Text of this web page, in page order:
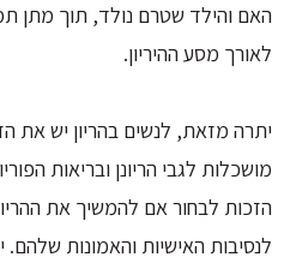
האם והילד שטרם נולד, תוך מתן
לאורך מסע ההיריון.
יתרה מזאת, לנשים בהריון יש את
מושכלות לגבי הריונן ובריאות
הזכות לבחור אם להמשיך את
לנסיבות האישיות והאמונות שלהם.